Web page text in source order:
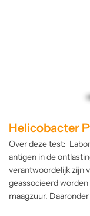
Helicobacter
Over deze test:
antigen in de
verantwoordelijk zijn
geassocieerd
maagzuur.